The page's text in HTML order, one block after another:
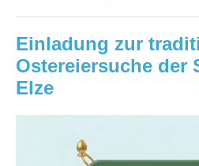
Einladung zur
Ostereiersuche der
Elze